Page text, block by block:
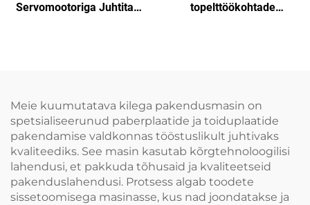
Servomootoriga Juhtitav
topelttöökohtade
Meie kuumutatava kilega pakendusmasin on
spetsialiseerunud paberplaatide ja toiduplaatide
pakendamise valdkonnas tööstuslikult juhtivaks
kvaliteediks. See masin kasutab kõrgtehnoloogilisi
lahendusi, et pakkuda tõhusaid ja kvaliteetseid
pakenduslahendusi. Protsess algab toodete
sissetoomisega masinasse, kus nad joondatakse ja